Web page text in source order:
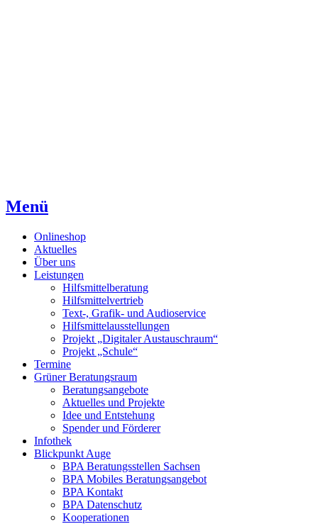
Menü
Onlineshop
Aktuelles
Über uns
Leistungen
Hilfsmittelberatung
Hilfsmittelvertrieb
Text-, Grafik- und Audioservice
Hilfsmittelausstellungen
Projekt „Digitaler Austauschraum“
Projekt „Schule“
Termine
Grüner Beratungsraum
Beratungsangebote
Aktuelles und Projekte
Idee und Entstehung
Spender und Förderer
Infothek
Blickpunkt Auge
BPA Beratungsstellen Sachsen
BPA Mobiles Beratungsangebot
BPA Kontakt
BPA Datenschutz
Kooperationen